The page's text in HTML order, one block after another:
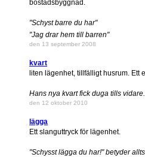
bostadsbyggnad.
"Schyst barre du har"
"Jag drar hem till barren"
den 13 september 2008
kvart
liten lägenhet, tillfälligt husrum. Ett
Hans nya kvart fick duga tills vidare.
den 12 oktober 2010
lägga
Ett slanguttryck för lägenhet.
"Schysst lägga du har!" betyder